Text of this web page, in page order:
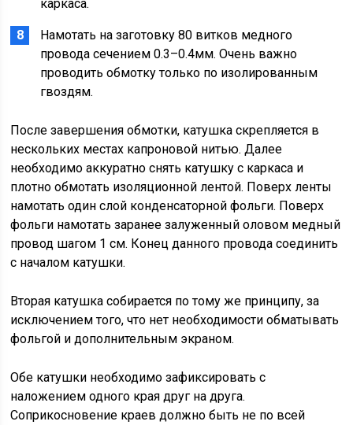
каркаса.
Намотать на заготовку 80 витков медного
провода сечением 0.3–0.4мм. Очень важно
проводить обмотку только по изолированным
гвоздям.
После завершения обмотки, катушка скрепляется в
нескольких местах капроновой нитью. Далее
необходимо аккуратно снять катушку с каркаса и
плотно обмотать изоляционной лентой. Поверх ленты
намотать один слой конденсаторной фольги. Поверх
фольги намотать заранее залуженный оловом медный
провод шагом 1 см. Конец данного провода соединить
с началом катушки.
Вторая катушка собирается по тому же принципу, за
исключением того, что нет необходимости обматывать
фольгой и дополнительным экраном.
Обе катушки необходимо зафиксировать с
наложением одного края друг на друга.
Соприкосновение краев должно быть не по всей